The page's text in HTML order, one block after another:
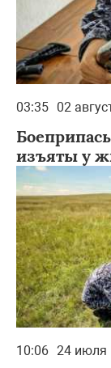
03:35 02
изъяты у
10:06 24 июля